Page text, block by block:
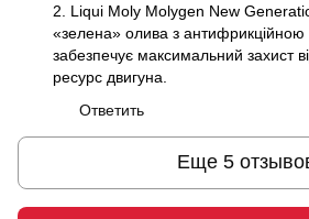
2. Liqui Moly Molygen New
«зелена» олива з
забезпечує максимальний захист
ресурс двигуна.
Ответить
Еще 5